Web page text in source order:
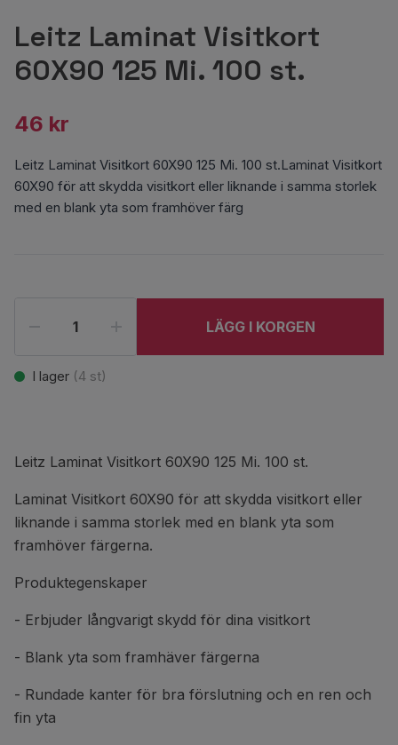
Leitz Laminat Visitkort
60X90 125 Mi. 100 st.
46 kr
Leitz Laminat Visitkort 60X90 125 Mi. 100 st.Laminat Visitkort
60X90 för att skydda visitkort eller liknande i samma storlek
med en blank yta som framhöver färg
LÄGG I KORGEN
I lager (4 st)
Leitz Laminat Visitkort 60X90 125 Mi. 100 st.
Laminat Visitkort 60X90 för att skydda visitkort eller
liknande i samma storlek med en blank yta som
framhöver färgerna.
Produktegenskaper
- Erbjuder långvarigt skydd för dina visitkort
- Blank yta som framhäver färgerna
- Rundade kanter för bra förslutning och en ren och
fin yta